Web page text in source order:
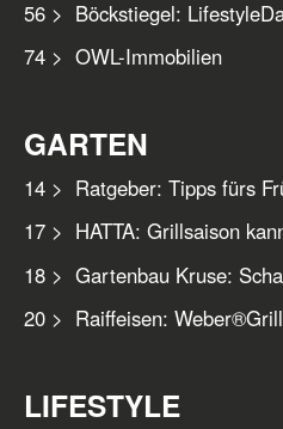
56 > Böckstiegel:
74 > OWL-Immobilien
GARTEN
14 > Ratgeber: Tipps fürs
17 > HATTA: Grillsaison
18 > Gartenbau Kruse:
20 > Raiffeisen:
LIFESTYLE